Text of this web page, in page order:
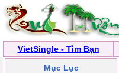
VietSingle - Tìm Bạn
Mục Lục